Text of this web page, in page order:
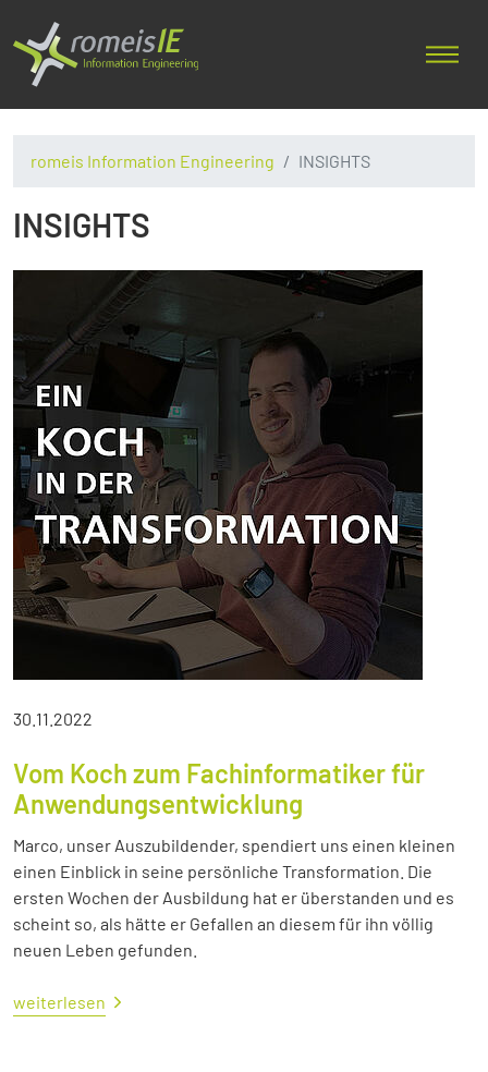
romeis Information Engineering INSIGHTS
INSIGHTS
30.11.2022
Vom Koch zum Fachinformatiker für
Anwendungsentwicklung
Marco, unser Auszubildender, spendiert uns einen kleinen
einen Einblick in seine persönliche Transformation. Die
ersten Wochen der Ausbildung hat er überstanden und es
scheint so, als hätte er Gefallen an diesem für ihn völlig
neuen Leben gefunden.
weiterlesen